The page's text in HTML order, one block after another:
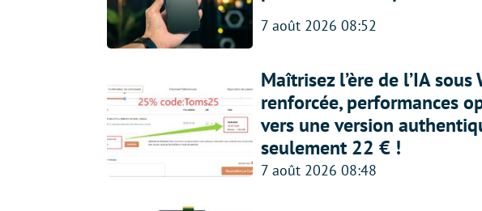
7 août 2026 08:52
Maîtrisez l’ère de l’IA
renforcée, performances
vers une version
seulement 22 € !
7 août 2026 08:48